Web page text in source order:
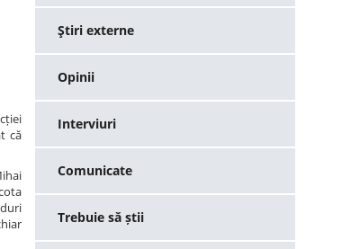
că
Ştiri externe
Opinii
Interviuri
Comunicate
Trebuie să știi